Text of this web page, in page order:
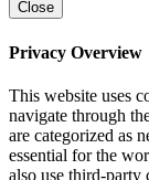
Close
Privacy Overview
This website uses
navigate through
are categorized as
essential for the
also use third-party